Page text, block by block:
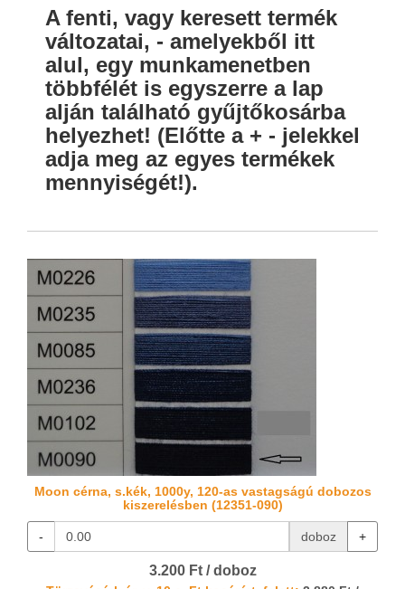
A fenti, vagy keresett termék
változatai, - amelyekből itt
alul, egy munkamenetben
többfélét is egyszerre a lap
alján található gyűjtőkosárba
helyezhet! (Előtte a + - jelekkel
adja meg az egyes termékek
mennyiségét!).
Moon cérna, s.kék, 1000y, 120-as vastagságú dobozos
kiszerelésben (12351-090)
- doboz +
3.200 Ft / doboz